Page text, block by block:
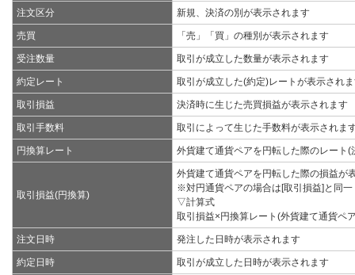
注文区分 新規、決済の別が表示されます
売買 「売」「買」の種別が表示されます
受注数量 取引が成立した数量が表示されます
約定レート 取引が成立した(約定)レートが表示され
取引損益 決済時に生じた売買損益が表示されます
取引手数料 取引によって生じた手数料が表示されま
円換算レート 外貨建て通貨ペアを円転した際のレート
取引損益(円換算)
外貨建て通貨ペアを円転した際の損益が
※対円通貨ペアの場合は[取引損益]と同一
▽計算式
取引損益×円換算レート(外貨建て通貨ペ
注文日時 発注した日時が表示されます
約定日時 取引が成立した日時が表示されます